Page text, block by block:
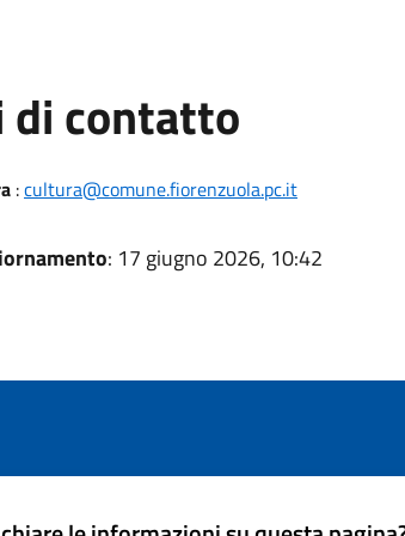
di contatto
:cultura@comune.fiorenzuola.pc.it
: 17 giugno 2026, 10:42